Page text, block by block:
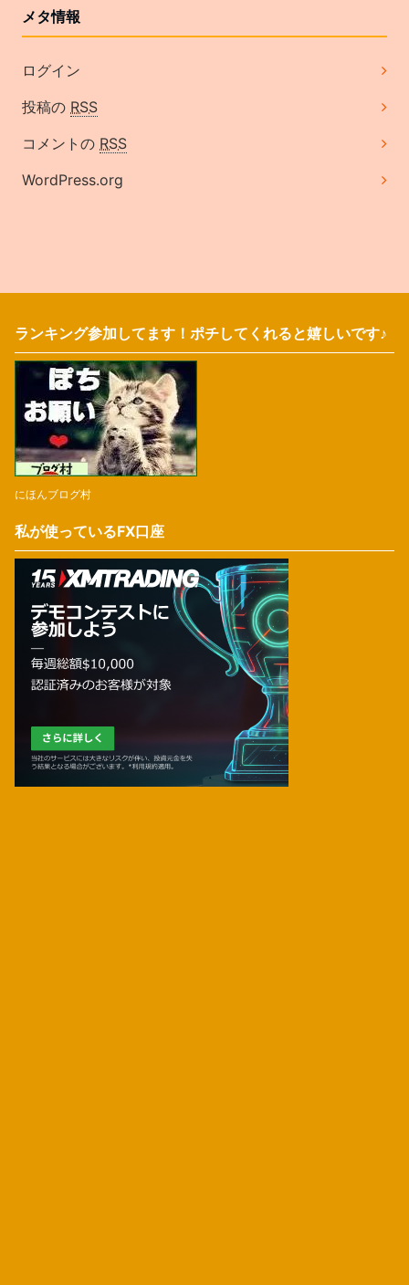
メタ情報
ログイン
投稿の RSS
コメントの RSS
WordPress.org
ランキング参加してます！ポチしてくれると嬉しいです♪
にほんブログ村
私が使っているFX口座